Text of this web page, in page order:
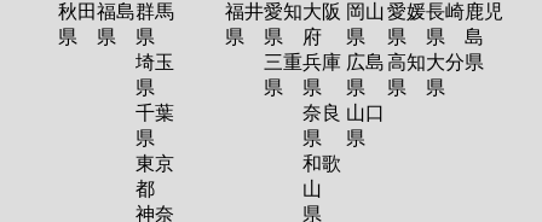
秋田
県
福島
県
群馬
県
埼玉
県
千葉
県
東京
都
神奈
福井
県
愛知
県
三重
県
大阪
府
兵庫
県
奈良
県
和歌
山
県
岡山
県
広島
県
山口
県
愛媛
県
高知
県
長崎
県
大分
県
鹿児
島
県